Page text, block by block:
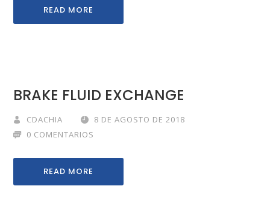
READ MORE
BRAKE FLUID EXCHANGE
CDACHIA
8 DE AGOSTO DE 2018
0 COMENTARIOS
READ MORE